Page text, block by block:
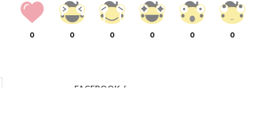
0 0 0 0 0 0
FACEBOOK (